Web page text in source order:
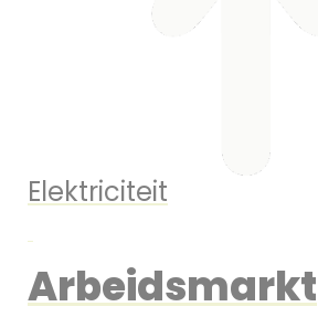
Elektriciteit
Arbeidsmarkt